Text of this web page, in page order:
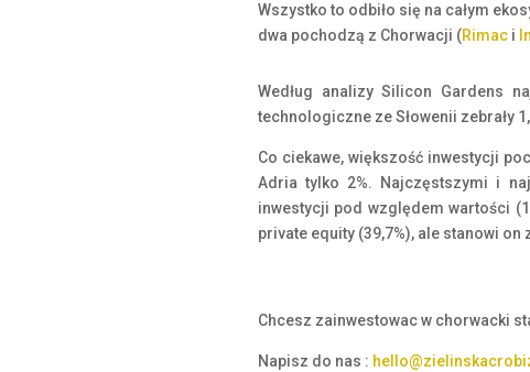
Wszystko to odbiło się na całym
dwa pochodzą z Chorwacji (Rimac i
Według analizy Silicon Gardens
technologiczne ze Słowenii zebrały
Co ciekawe, większość inwestycji
Adria tylko 2%. Najczęstszymi i
inwestycji pod względem wartości
private equity (39,7%), ale stanowi
Chcesz zainwestowac w chorwacki
Napisz do nas :